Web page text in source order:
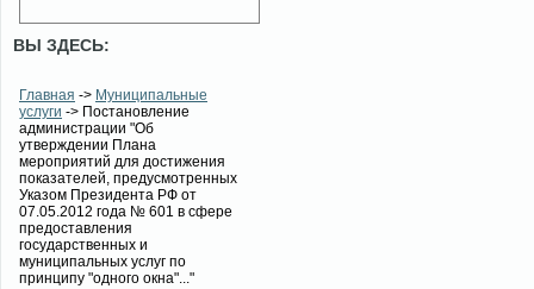
ВЫ ЗДЕСЬ:
Главная -> Муниципальные
услуги -> Постановление
администрации "Об
утверждении Плана
мероприятий для достижения
показателей, предусмотренных
Указом Президента РФ от
07.05.2012 года № 601 в сфере
предоставления
государственных и
муниципальных услуг по
принципу "одного окна"..."